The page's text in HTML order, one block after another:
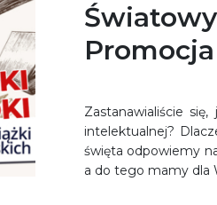
Promocja
Zastanawialiście
intelektualnej?
święta odpowiemy
a do tego mamy dla